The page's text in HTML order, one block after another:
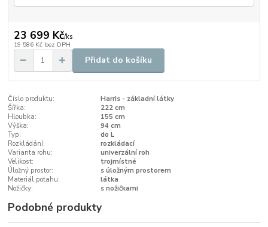
23 699 Kč/ks
19 586 Kč bez DPH
Přidat do košíku
Číslo produktu:
Harris - základní látky
Šířka:
222 cm
Hloubka:
155 cm
Výška:
94 cm
Typ:
do L
Rozkládání:
rozkládací
Varianta rohu:
univerzální roh
Velikost:
trojmístné
Úložný prostor:
s úložným prostorem
Materiál potahu:
látka
Nožičky:
s nožičkami
Podobné produkty